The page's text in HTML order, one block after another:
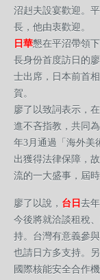
沼赳夫設宴歡迎。
長，他由衷歡迎。
日華懇在平沼帶領
長身份首度訪日的
士出席，日本前首
賀。
廖了以致詞表示，
進不吝指教，共同
年3月通過「海外美
出獲得法律保障，
流的一大盛事，屆
廖了以說， 台日 去
今後將就洽談租稅
持。台灣有意義參
也請日方多支持。
國際核能安全合作